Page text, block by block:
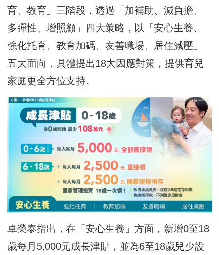
育、教育」三階段，透過「加補助、減負擔、
多彈性、增照顧」四大策略，以「安心生養、
強化托育、教育加碼、友善職場、居住減壓」
五大面向，具體提出18大因應對策，提供育兒
家庭更全方位支持。
卓榮泰指出，在「安心生養」方面，新增0至18
歲每月5,000元成長津貼，並為6至18歲兒少設